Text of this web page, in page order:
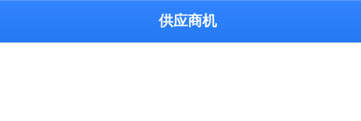
供应商机